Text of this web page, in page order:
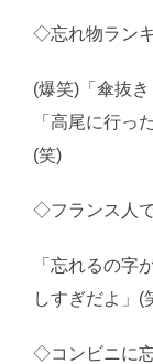
◇忘れ物ラン
(爆笑)「傘抜
「高尾に行っ
(笑)
◇フランス人
「忘れるの字
しすぎだよ」(
◇コンビニに